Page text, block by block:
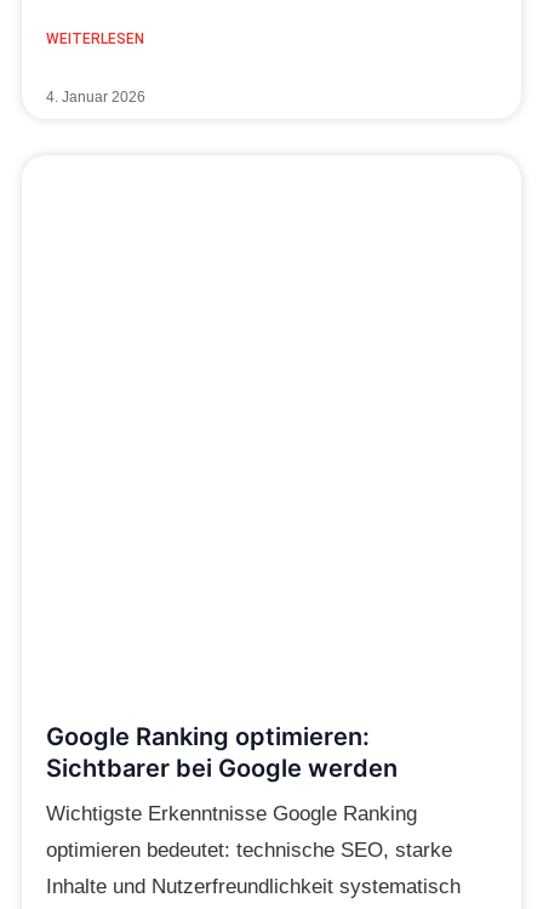
WEITERLESEN
4. Januar 2026
Google Ranking optimieren:
Sichtbarer bei Google werden
Wichtigste Erkenntnisse Google Ranking
optimieren bedeutet: technische SEO, starke
Inhalte und Nutzerfreundlichkeit systematisch